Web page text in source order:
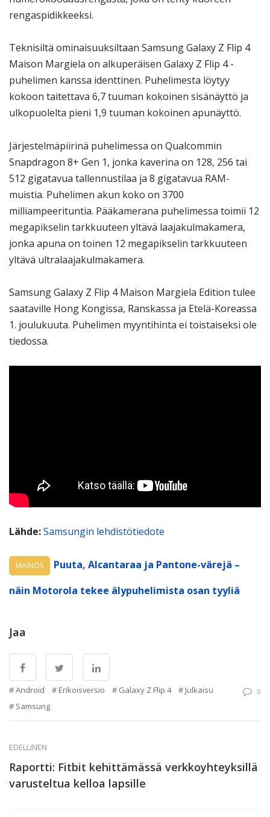
rengaspidikkeeksi.
Teknisiltä ominaisuuksiltaan Samsung Galaxy Z Flip 4
Maison Margiela on alkuperäisen Galaxy Z Flip 4 -
puhelimen kanssa identtinen. Puhelimesta löytyy
kokoon taitettava 6,7 tuuman kokoinen sisänäyttö ja
ulkopuolelta pieni 1,9 tuuman kokoinen apunäyttö.
Järjestelmäpiirinä puhelimessa on Qualcommin
Snapdragon 8+ Gen 1, jonka kaverina on 128, 256 tai
512 gigatavua tallennustilaa ja 8 gigatavua RAM-
muistia. Puhelimen akun koko on 3700
milliampeerituntia. Pääkamerana puhelimessa toimii 12
megapikselin tarkkuuteen yltävä laajakulmakamera,
jonka apuna on toinen 12 megapikselin tarkkuuteen
yltävä ultralaajakulmakamera.
Samsung Galaxy Z Flip 4 Maison Margiela Edition tulee
saataville Hong Kongissa, Ranskassa ja Etelä-Koreassa
1. joulukuuta. Puhelimen myyntihinta ei toistaiseksi ole
tiedossa.
Lähde:Samsungin lehdistötiedote
MAINOS
Puuta, Alcantaraa ja Pantone-värejä –
näin Motorola tekee älypuhelimista osan tyyliä
Jaa
Android Erikoisversio Galaxy Z Flip 4
Julkaisu
Samsung
0
EDELLINEN
Raportti: Fitbit kehittämässä verkkoyhteyksillä
varusteltua kelloa lapsille